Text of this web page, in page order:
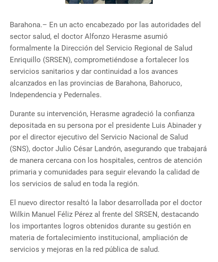
Barahona.– En un acto encabezado por las autoridades del
sector salud, el doctor Alfonzo Herasme asumió
formalmente la Dirección del Servicio Regional de Salud
Enriquillo (SRSEN), comprometiéndose a fortalecer los
servicios sanitarios y dar continuidad a los avances
alcanzados en las provincias de Barahona, Bahoruco,
Independencia y Pedernales.
Durante su intervención, Herasme agradeció la confianza
depositada en su persona por el presidente Luis Abinader y
por el director ejecutivo del Servicio Nacional de Salud
(SNS), doctor Julio César Landrón, asegurando que trabajará
de manera cercana con los hospitales, centros de atención
primaria y comunidades para seguir elevando la calidad de
los servicios de salud en toda la región.
El nuevo director resaltó la labor desarrollada por el doctor
Wilkin Manuel Féliz Pérez al frente del SRSEN, destacando
los importantes logros obtenidos durante su gestión en
materia de fortalecimiento institucional, ampliación de
servicios y mejoras en la red pública de salud.